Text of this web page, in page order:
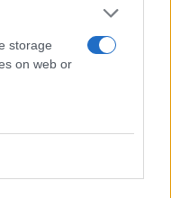
storage
on web or
τηςGoogle